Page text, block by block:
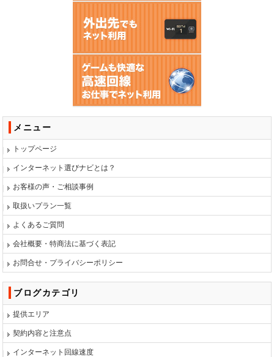
メニュー
トップページ
インターネット選びナビとは？
お客様の声・ご相談事例
取扱いプラン一覧
よくあるご質問
会社概要・特商法に基づく表記
お問合せ・プライバシーポリシー
ブログカテゴリ
提供エリア
契約内容と注意点
インターネット回線速度